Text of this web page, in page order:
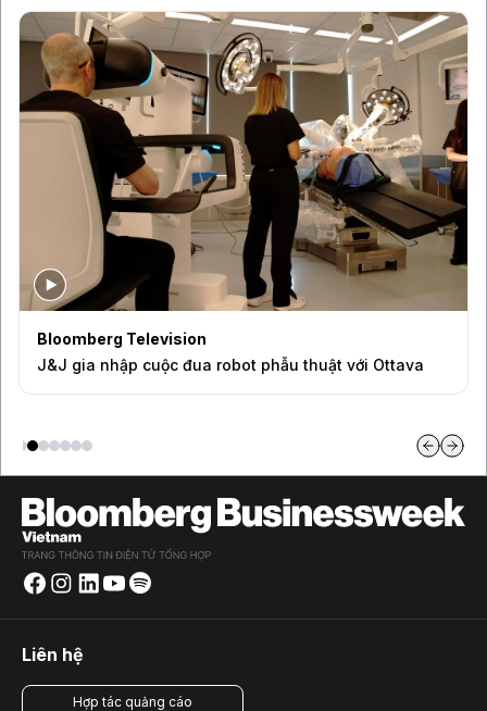
Bloomberg Television
J&J gia nhập cuộc đua robot phẫu thuật với Ottava
Liên hệ
Hợp tác quảng cáo